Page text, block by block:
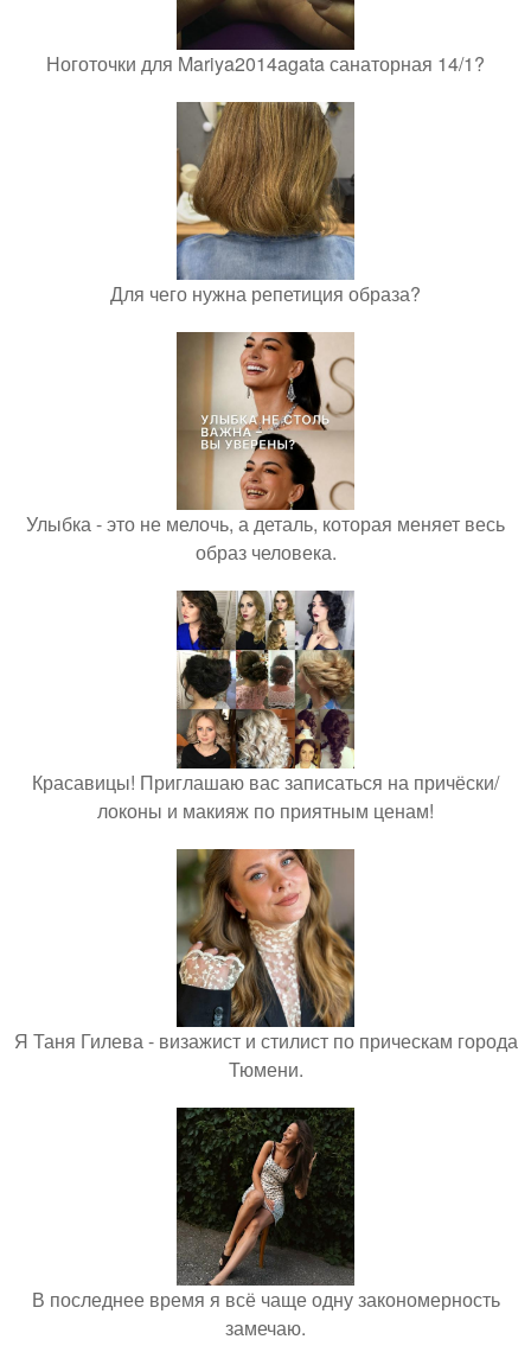
Ноготочки для Mariya2014agata санаторная 14/1?
Для чего нужна репетиция образа?
Улыбка - это не мелочь, а деталь, которая меняет весь
образ человека.
Красавицы! Приглашаю вас записаться на причёски/
локоны и макияж по приятным ценам!
Я Таня Гилева - визажист и стилист по прическам города
Тюмени.
В последнее время я всё чаще одну закономерность
замечаю.